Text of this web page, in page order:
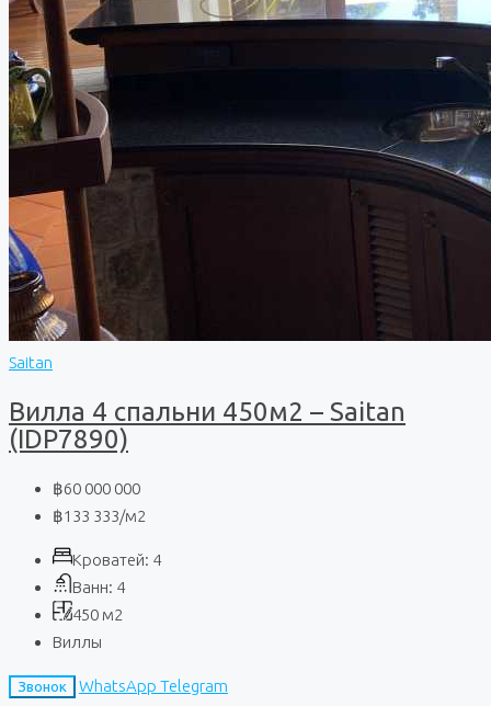
Saitan
Вилла 4 спальни 450м2 – Saitan
(IDP7890)
฿60 000 000
฿133 333/м2
Кроватей: 4
Ванн: 4
450 м2
Виллы
Звонок WhatsApp Telegram